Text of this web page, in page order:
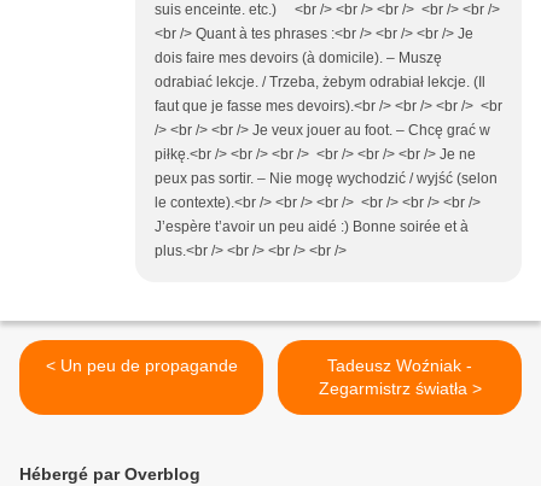
suis enceinte. etc.) <br /> <br /> <br /> <br /> <br />
<br /> Quant à tes phrases :<br /> <br /> <br /> Je
dois faire mes devoirs (à domicile). – Muszę
odrabiać lekcje. / Trzeba, żebym odrabiał lekcje. (Il
faut que je fasse mes devoirs).<br /> <br /> <br /> <br
/> <br /> <br /> Je veux jouer au foot. – Chcę grać w
piłkę.<br /> <br /> <br /> <br /> <br /> <br /> Je ne
peux pas sortir. – Nie mogę wychodzić / wyjść (selon
le contexte).<br /> <br /> <br /> <br /> <br /> <br />
J’espère t’avoir un peu aidé :) Bonne soirée et à
plus.<br /> <br /> <br /> <br />
< Un peu de propagande
Tadeusz Woźniak -
Zegarmistrz światła >
Hébergé par Overblog